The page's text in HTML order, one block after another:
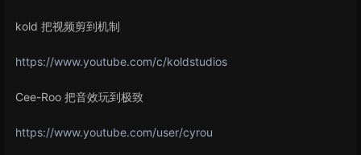
kold 把视频剪到机制
https://www.youtube.com/c/koldstudios
Cee-Roo 把音效玩到极致
https://www.youtube.com/user/cyrou